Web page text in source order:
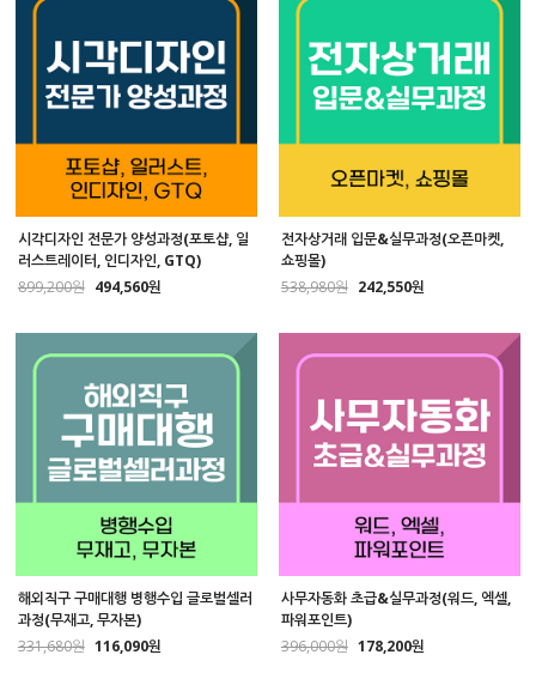
시각디자인 전문가 양성과정(포토샵, 일
러스트레이터, 인디자인, GTQ)
899,200원 494,560원
전자상거래 입문&실무과정(오픈마켓,
쇼핑몰)
538,980원 242,550원
해외직구 구매대행 병행수입 글로벌셀러
과정(무재고, 무자본)
331,680원 116,090원
사무자동화 초급&실무과정(워드, 엑셀,
파워포인트)
396,000원 178,200원